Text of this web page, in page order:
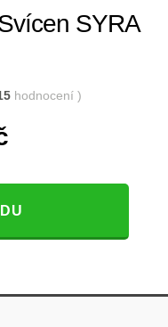
SYRA
hodnocení )